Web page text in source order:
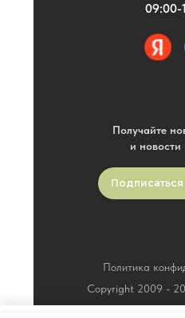
Политика
Copyright 2009 -
Получайте
и
09:00-
Подписаться